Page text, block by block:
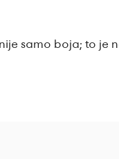
samo boja; to je